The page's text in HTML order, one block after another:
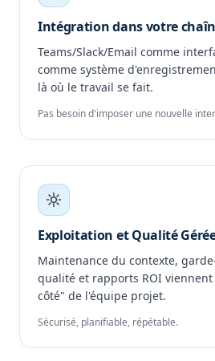
Intégration dans votre
Teams/Slack/Email comme
comme système
là où le travail se fait.
Pas besoin d'imposer une nouvelle
Exploitation et Qualité
Maintenance du contexte,
qualité et rapports ROI viennent
côté" de l'équipe projet.
Sécurisé, planifiable, répétable.